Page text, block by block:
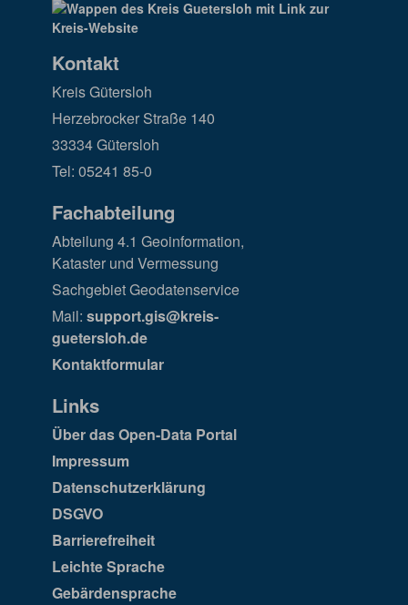
Kontakt
Kreis Gütersloh
Herzebrocker Straße 140
33334 Gütersloh
Tel: 05241 85-0
Fachabteilung
Abteilung 4.1 Geoinformation,
Kataster und Vermessung
Sachgebiet Geodatenservice
Mail: support.gis@kreis-
guetersloh.de
Kontaktformular
Links
Über das Open-Data Portal
Impressum
Datenschutzerklärung
DSGVO
Barrierefreiheit
Leichte Sprache
Gebärdensprache